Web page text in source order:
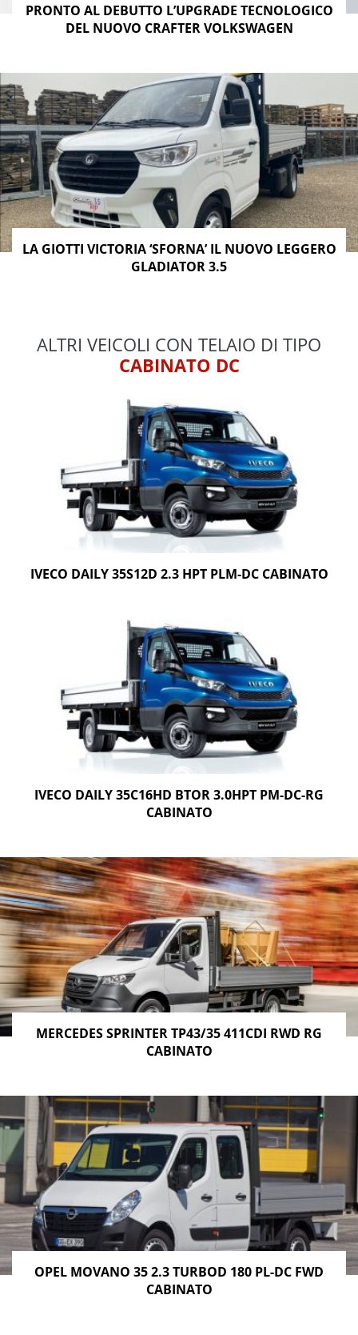
PRONTO AL DEBUTTO L’UPGRADE TECNOLOGICO
DEL NUOVO CRAFTER VOLKSWAGEN
LA GIOTTI VICTORIA ‘SFORNA’ IL NUOVO LEGGERO
GLADIATOR 3.5
ALTRI VEICOLI CON TELAIO DI TIPO
CABINATO DC
IVECO DAILY 35S12D 2.3 HPT PLM-DC CABINATO
IVECO DAILY 35C16HD BTOR 3.0HPT PM-DC-RG
CABINATO
MERCEDES SPRINTER TP43/35 411CDI RWD RG
CABINATO
OPEL MOVANO 35 2.3 TURBOD 180 PL-DC FWD
CABINATO